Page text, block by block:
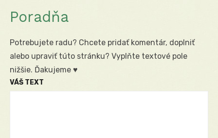
Poradňa
Potrebujete radu? Chcete pridať komentár, doplniť
alebo upraviť túto stránku? Vyplňte textové pole
nižšie. Ďakujeme ♥
VÁŠ TEXT